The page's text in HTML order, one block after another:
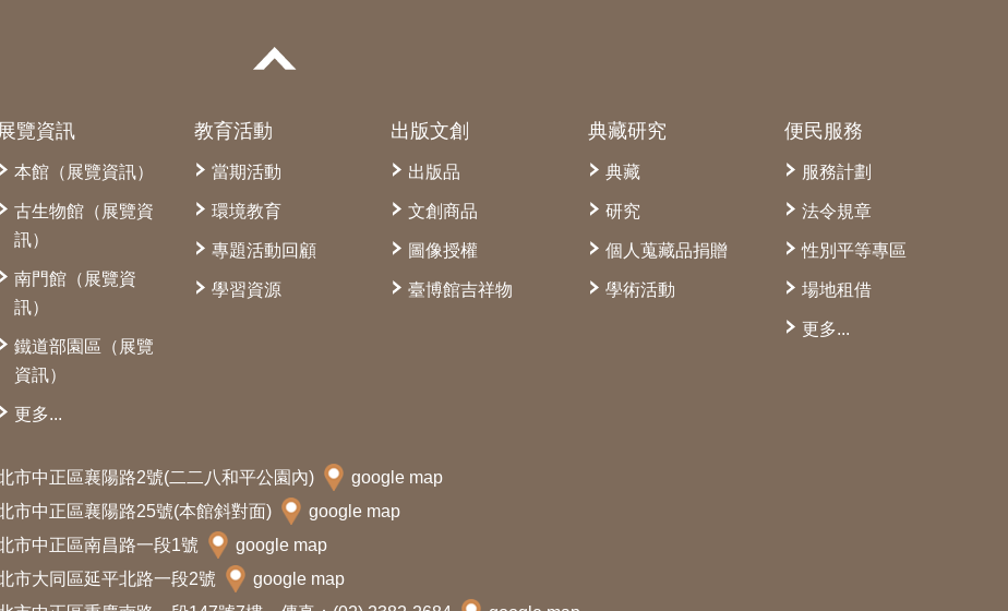
展覽資訊
本館（展覽資訊）
古生物館（展覽資
訊）
南門館（展覽資
訊）
鐵道部園區（展覽
資訊）
更多...
教育活動
當期活動
環境教育
專題活動回顧
學習資源
出版文創
出版品
文創商品
圖像授權
臺博館吉祥物
典藏研究
典藏
研究
個人蒐藏品捐贈
學術活動
便民服務
服務計劃
法令規章
性別平等專區
場地租借
更多...
市中正區襄陽路2號(二二八和平公園內)
google map
市中正區襄陽路25號(本館斜對面)
google map
市中正區南昌路一段1號
google map
市大同區延平北路一段2號
google map